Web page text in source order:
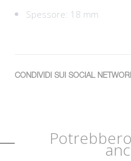
Spessore: 18 mm
CONDIVIDI SUI SOCIAL